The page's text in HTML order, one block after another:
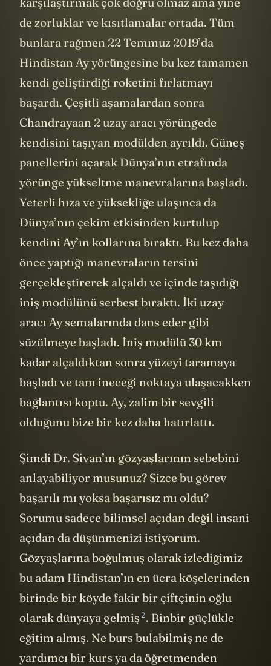
de zorluklar ve kısıtlamalar ortada. Tüm
bunlara rağmen 22 Temmuz 2019’da
Hindistan Ay yörüngesine bu kez tamamen
kendi geliştirdiği roketini fırlatmayı
başardı. Çeşitli aşamalardan sonra
Chandrayaan 2 uzay aracı yörüngede
kendisini taşıyan modülden ayrıldı. Güneş
panellerini açarak Dünya’nın etrafında
yörünge yükseltme manevralarına başladı.
Yeterli hıza ve yüksekliğe ulaşınca da
Dünya’nın çekim etkisinden kurtulup
kendini Ay’ın kollarına bıraktı. Bu kez daha
önce yaptığı manevraların tersini
gerçekleştirerek alçaldı ve içinde taşıdığı
iniş modülünü serbest bıraktı. İki uzay
aracı Ay semalarında dans eder gibi
süzülmeye başladı. İniş modülü 30 km
kadar alçaldıktan sonra yüzeyi taramaya
başladı ve tam ineceği noktaya ulaşacakken
bağlantısı koptu. Ay, zalim bir sevgili
olduğunu bize bir kez daha hatırlattı.
Şimdi Dr. Sivan’ın gözyaşlarının sebebini
anlayabiliyor musunuz? Sizce bu görev
başarılı mı yoksa başarısız mı oldu?
Sorumu sadece bilimsel açıdan değil insani
açıdan da düşünmenizi istiyorum.
Gözyaşlarına boğulmuş olarak izlediğimiz
bu adam Hindistan’ın en ücra köşelerinden
birinde bir köyde fakir bir çiftçinin oğlu
olarak dünyaya gelmiş 2. Binbir güçlükle
eğitim almış. Ne burs bulabilmiş ne de
yardımcı bir kurs ya da öğretmenden